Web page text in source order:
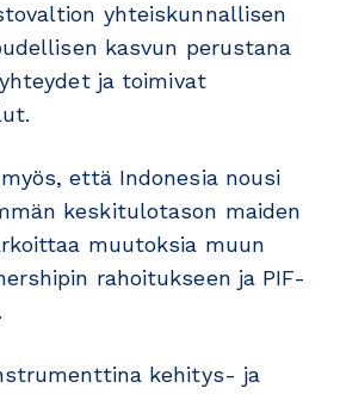
yhteiskunnallisen
kasvun perustana
ja toimivat
että Indonesia nousi
keskitulotason maiden
muutoksia muun
rahoitukseen ja PIF-
kehitys- ja